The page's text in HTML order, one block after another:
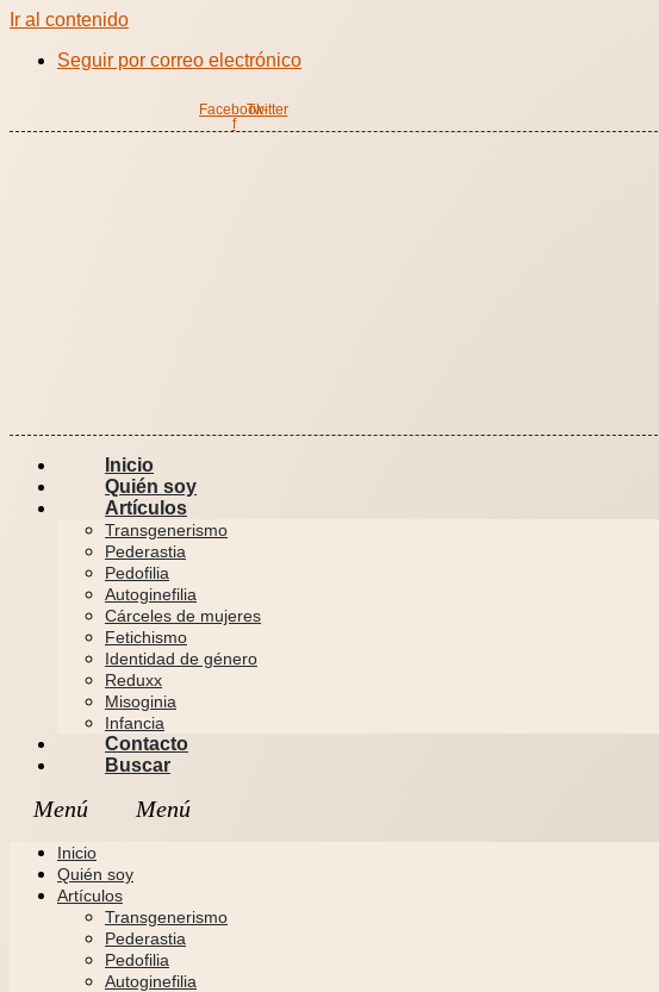
Ir al contenido
Seguir por correo electrónico
Facebook-
f
Twitter
Inicio
Quién soy
Artículos
Transgenerismo
Pederastia
Pedofilia
Autoginefilia
Cárceles de mujeres
Fetichismo
Identidad de género
Reduxx
Misoginia
Infancia
Contacto
Buscar
Inicio
Quién soy
Artículos
Transgenerismo
Pederastia
Pedofilia
Autoginefilia